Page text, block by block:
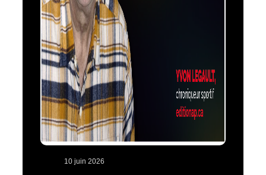
10 juin 2026